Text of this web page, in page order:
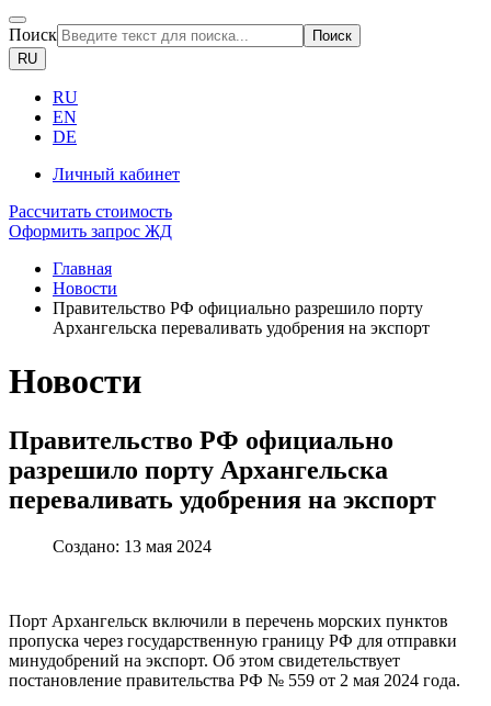
Поиск
Поиск
RU
RU
EN
DE
Личный кабинет
Рассчитать стоимость
Оформить запрос ЖД
Главная
Новости
Правительство РФ официально разрешило порту
Архангельска переваливать удобрения на экспорт
Новости
Правительство РФ официально
разрешило порту Архангельска
переваливать удобрения на экспорт
Создано: 13 мая 2024
Порт Архангельск включили в перечень морских пунктов
пропуска через государственную границу РФ для отправки
минудобрений на экспорт. Об этом свидетельствует
постановление правительства РФ № 559 от 2 мая 2024 года.